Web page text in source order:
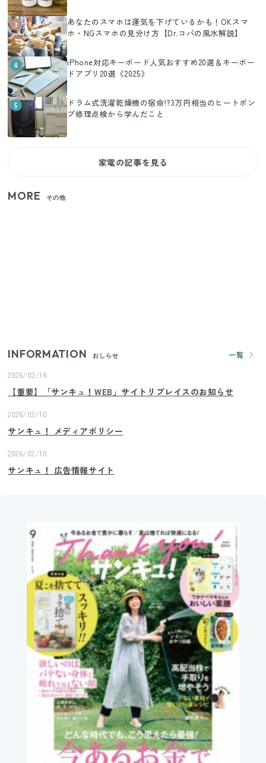
3
あなたのスマホは運気を下げているかも！OKスマ
ホ・NGスマホの見分け方【Dr.コパの風水解説】
4
iPhone対応キーボード人気おすすめ20選＆キーボー
ドアプリ20選《2025》
5
ドラム式洗濯乾燥機の宿命!?3万円相当のヒートポン
プ修理点検から学んだこと
家電の記事を見る
MORE その他
INFORMATION おしらせ
一覧
2026/02/18
【重要】「サンキュ！WEB」サイトリプレイスのお知らせ
2026/02/10
サンキュ！ メディアポリシー
2026/02/10
サンキュ！ 広告情報サイト